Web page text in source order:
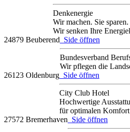
Denkenergie
Wir machen. Sie sparen.
Wir senken Ihre
24879 Beuberend Side öffnen
Bundesverband
Wir pflegen die
26123 Oldenburg Side öffnen
City Club Hotel
Hochwertige
für optimalen Komfort
27572 Bremerhaven Side öffnen